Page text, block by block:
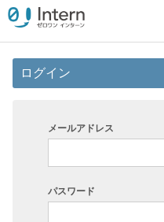
ログイン
メールアドレス
パスワード